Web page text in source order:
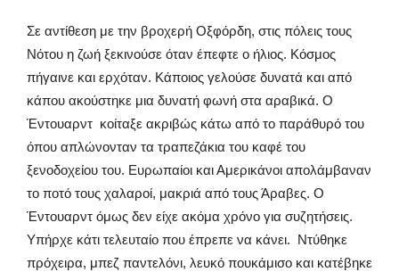
Σε αντίθεση με την βροχερή Οξφόρδη, στις πόλεις τους
Νότου η ζωή ξεκινούσε όταν έπεφτε ο ήλιος. Κόσμος
πήγαινε και ερχόταν. Κάποιος γελούσε δυνατά και από
κάπου ακούστηκε μια δυνατή φωνή στα αραβικά. Ο
Έντουαρντ κοίταξε ακριβώς κάτω από το παράθυρό του
όπου απλώνονταν τα τραπεζάκια του καφέ του
ξενοδοχείου του. Ευρωπαίοι και Αμερικάνοι απολάμβαναν
το ποτό τους χαλαροί, μακριά από τους Άραβες. Ο
Έντουαρντ όμως δεν είχε ακόμα χρόνο για συζητήσεις.
Υπήρχε κάτι τελευταίο που έπρεπε να κάνει. Ντύθηκε
πρόχειρα, μπεζ παντελόνι, λευκό πουκάμισο και κατέβηκε